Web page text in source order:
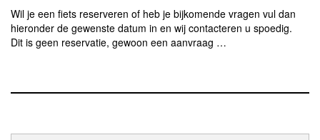
Wil je een fiets reserveren of heb je bijkomende vragen vul dan
hieronder de gewenste datum in en wij contacteren u spoedig.
Dit is geen reservatie, gewoon een aanvraag …